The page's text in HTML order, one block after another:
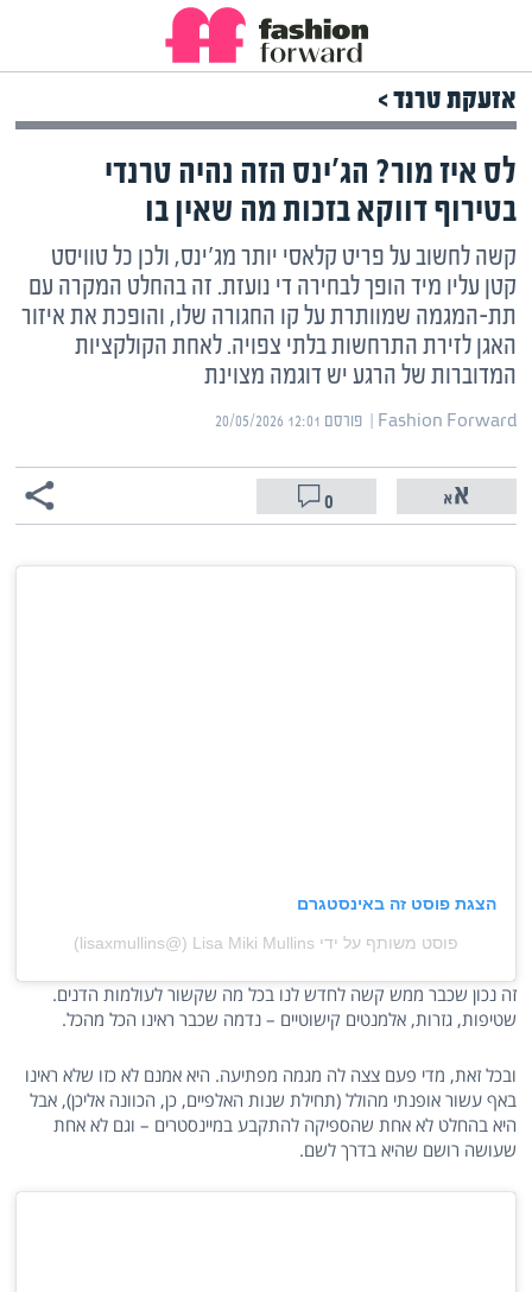
אזעקת טרנד >
לס איז מור? הג'ינס הזה נהיה טרנדי
בטירוף דווקא בזכות מה שאין בו
קשה לחשוב על פריט קלאסי יותר מג'ינס, ולכן כל טוויסט
קטן עליו מיד הופך לבחירה די נועזת. זה בהחלט המקרה עם
תת-המגמה שמוותרת על קו החגורה שלו, והופכת את איזור
האגן לזירת התרחשות בלתי צפויה. לאחת הקולקציות
המדוברות של הרגע יש דוגמה מצוינת
Fashion Forward | ‏ פורסם ‎20/05/2026 12:01
0
הצגת פוסט זה באינסטגרם
פוסט משותף על ידי ‏‎Lisa Miki Mullins‎‏ (@‏‎lisaxmullins‎‏)
זה נכון שכבר ממש קשה לחדש לנו בכל מה שקשור לעולמות הדנים.
שטיפות, גזרות, אלמנטים קישוטיים – נדמה שכבר ראינו הכל מהכל.
ובכל זאת, מדי פעם צצה לה מגמה מפתיעה. היא אמנם לא כזו שלא ראינו
באף עשור אופנתי מהולל (תחילת שנות האלפיים, כן, הכוונה אליכן), אבל
היא בהחלט לא אחת שהספיקה להתקבע במיינסטרים – וגם לא אחת
שעושה רושם שהיא בדרך לשם.